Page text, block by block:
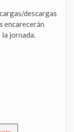
descargas
encarecerán
la jornada.